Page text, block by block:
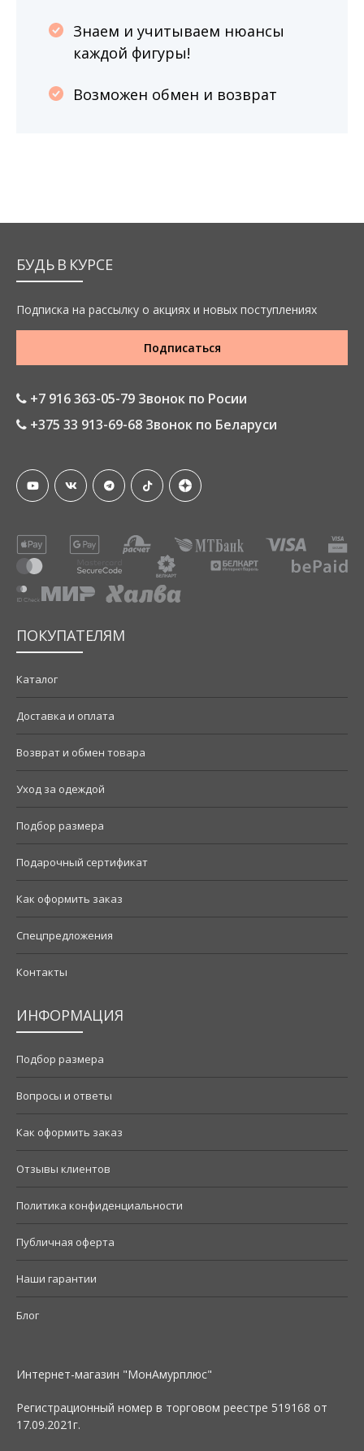
Знаем и учитываем нюансы
каждой фигуры!
Возможен обмен и возврат
БУДЬ В КУРСЕ
Подписка на рассылку о акциях и новых поступлениях
Подписаться
+7 916 363-05-79 Звонок по Росии
+375 33 913-69-68 Звонок по Беларуси
ПОКУПАТЕЛЯМ
Каталог
Доставка и оплата
Возврат и обмен товара
Уход за одеждой
Подбор размера
Подарочный сертификат
Как оформить заказ
Спецпредложения
Контакты
ИНФОРМАЦИЯ
Подбор размера
Вопросы и ответы
Как оформить заказ
Отзывы клиентов
Политика конфиденциальности
Публичная оферта
Наши гарантии
Блог
Интернет-магазин "МонАмурплюс"
Регистрационный номер в торговом реестре 519168 от
17.09.2021г.